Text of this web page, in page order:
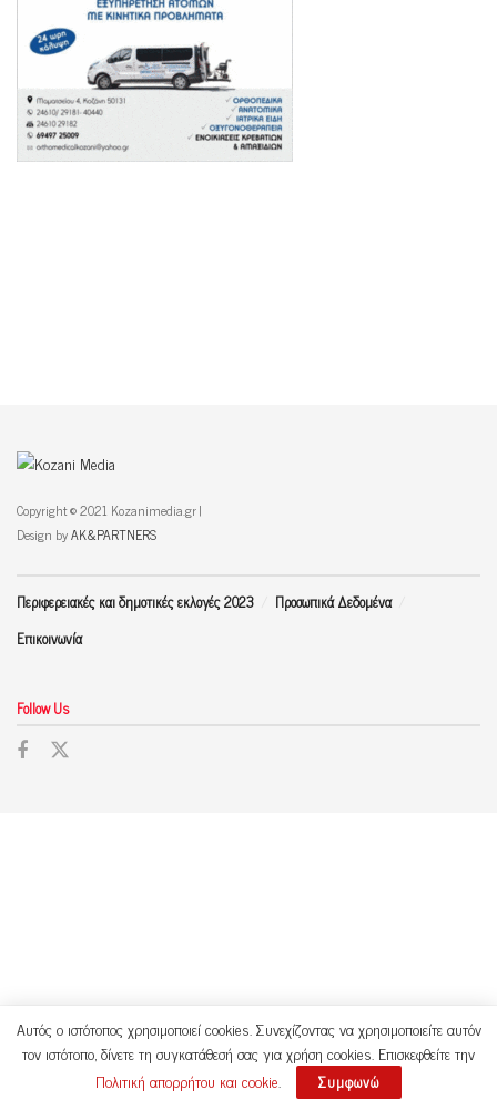
Copyright © 2021 Kozanimedia.gr |
Design byAK&PARTNERS
Περιφερειακές και δημοτικές εκλογές 2023
Προσωπικά Δεδομένα
Επικοινωνία
Follow Us
Αυτός ο ιστότοπος χρησιμοποιεί cookies. Συνεχίζοντας να χρησιμοποιείτε αυτόν
τον ιστότοπο, δίνετε τη συγκατάθεσή σας για χρήση cookies. Επισκεφθείτε την
Πολιτική απορρήτου και cookie. Συμφωνώ